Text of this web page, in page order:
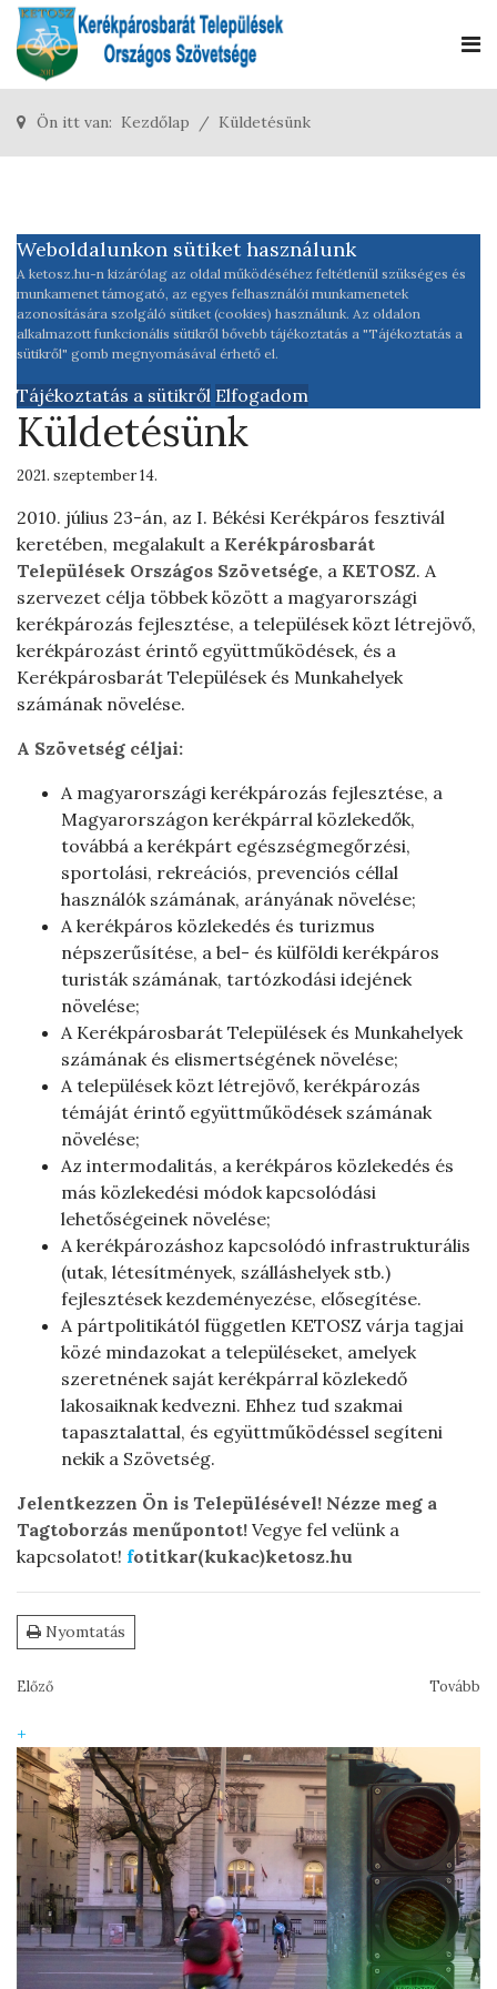
Ön itt van: Kezdőlap Küldetésünk
Weboldalunkon sütiket használunk
A ketosz.hu-n kizárólag az oldal működéséhez feltétlenül szükséges és
munkamenet támogató, az egyes felhasználói munkamenetek
azonosítására szolgáló sütiket (cookies) használunk. Az oldalon
alkalmazott funkcionális sütikről bővebb tájékoztatás a "Tájékoztatás a
sütikről" gomb megnyomásával érhető el.
Tájékoztatás a sütikről Elfogadom
Küldetésünk
2021. szeptember 14.
2010. július 23-án, az I. Békési Kerékpáros fesztivál
keretében, megalakult a Kerékpárosbarát
Települések Országos Szövetsége, a KETOSZ. A
szervezet célja többek között a magyarországi
kerékpározás fejlesztése, a települések közt létrejövő,
kerékpározást érintő együttműködések, és a
Kerékpárosbarát Települések és Munkahelyek
számának növelése.
A Szövetség céljai:
A magyarországi kerékpározás fejlesztése, a
Magyarországon kerékpárral közlekedők,
továbbá a kerékpárt egészségmegőrzési,
sportolási, rekreációs, prevenciós céllal
használók számának, arányának növelése;
A kerékpáros közlekedés és turizmus
népszerűsítése, a bel- és külföldi kerékpáros
turisták számának, tartózkodási idejének
növelése;
A Kerékpárosbarát Települések és Munkahelyek
számának és elismertségének növelése;
A települések közt létrejövő, kerékpározás
témáját érintő együttműködések számának
növelése;
Az intermodalitás, a kerékpáros közlekedés és
más közlekedési módok kapcsolódási
lehetőségeinek növelése;
A kerékpározáshoz kapcsolódó infrastrukturális
(utak, létesítmények, szálláshelyek stb.)
fejlesztések kezdeményezése, elősegítése.
A pártpolitikától független KETOSZ várja tagjai
közé mindazokat a településeket, amelyek
szeretnének saját kerékpárral közlekedő
lakosaiknak kedvezni. Ehhez tud szakmai
tapasztalattal, és együttműködéssel segíteni
nekik a Szövetség.
Jelentkezzen Ön is Településével! Nézze meg a
Tagtoborzás menűpontot! Vegye fel velünk a
kapcsolatot! fotitkar(kukac)ketosz.hu
Nyomtatás
Előző Tovább
+